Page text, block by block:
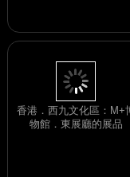
香港．西九文化區：M+博